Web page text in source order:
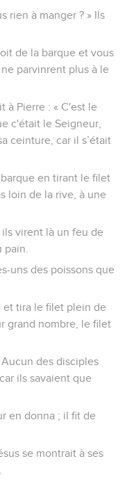
rien à manger ? » Ils
de la barque et vous
parvinrent plus à le
à Pierre : « C'est le
c'était le Seigneur,
ceinture, car il s’était
en tirant le filet
loin de la rive, à une
virent là un feu de
pain.
uns des poissons que
et tira le filet plein de
grand nombre, le filet
des disciples
ils savaient que
en donna ; il fit de
se montrait à ses